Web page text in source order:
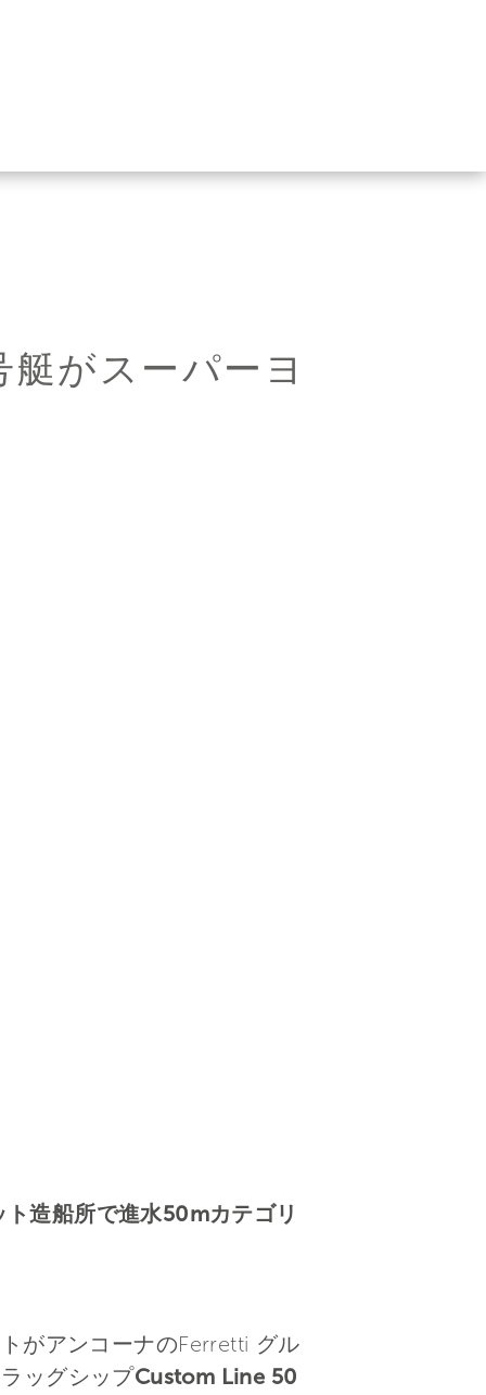
がスーパーヨ
造船所で進水50mカテゴリ
がアンコーナのFerretti グル
ッグシップCustom Line 50